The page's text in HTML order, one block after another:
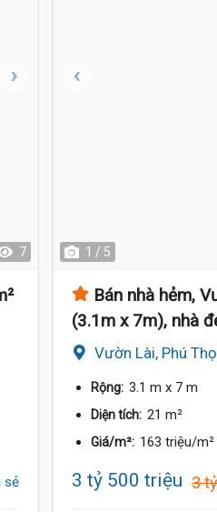
7
sẻ
1 / 5
Bán nhà hẻm,
(3.1m x 7m), nhà
Vườn Lài, Phú
Rộng: 3.1 m x 7 m
Diện tích: 21 m²
Giá/m²: 163 triệu/m²
3 tỷ 500 triệu 3